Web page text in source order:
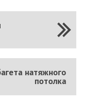
натяжного
потолка